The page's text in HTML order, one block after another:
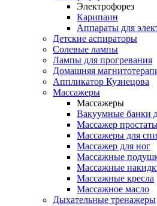
Электрофорез
Карипаин
Аппараты для
Детские аспираторы
Солевые лампы
Лампы для прогревания
Домашняя
Аппликатор Кузнецова
Массажеры
Массажеры
Вакуумные банки
Массажер
Массажеры для
Массажер для ног
Массажные
Массажные
Массажные кресла
Массажное масло
Дыхательные тренажеры